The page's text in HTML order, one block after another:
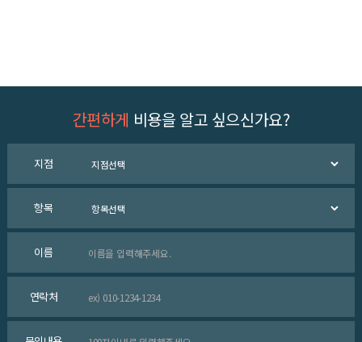
간편하게 비용을 알고 싶으신가요?
지점
항목
이름
연락처